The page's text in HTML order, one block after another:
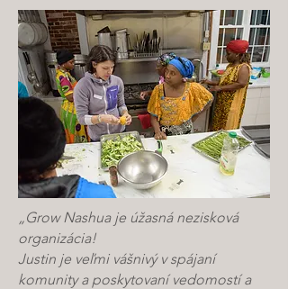
„Grow Nashua je úžasná nezisková
organizácia!
Justin je veľmi vášnivý v spájaní
komunity a poskytovaní vedomostí a